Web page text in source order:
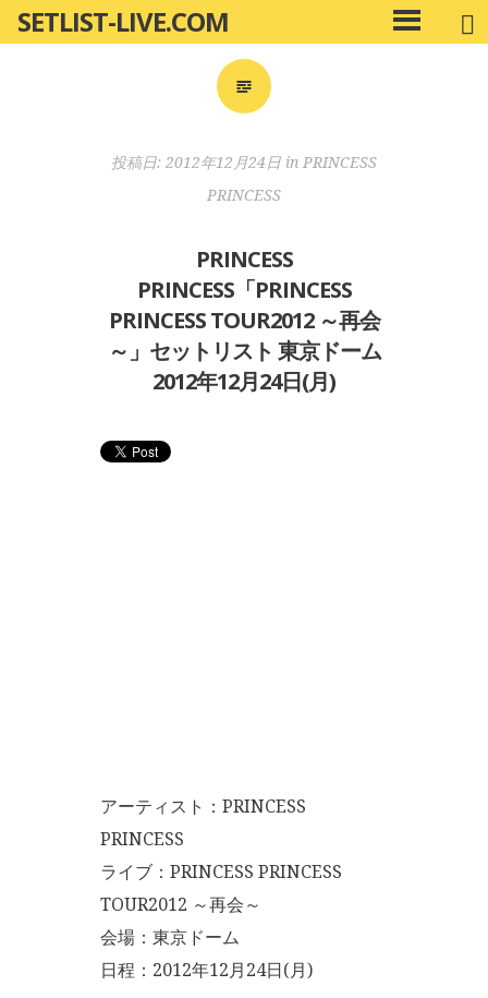
ン
SETLIST-LIVE.COM
メ
イ
投稿日: 2012年12月24日 in PRINCESS
PRINCESS
PRINCESS
PRINCESS「PRINCESS
PRINCESS TOUR2012 ～再会
～」セットリスト 東京ドーム
2012年12月24日(月)
アーティスト：PRINCESS
PRINCESS
ライブ：PRINCESS PRINCESS
TOUR2012 ～再会～
会場：東京ドーム
日程：2012年12月24日(月)